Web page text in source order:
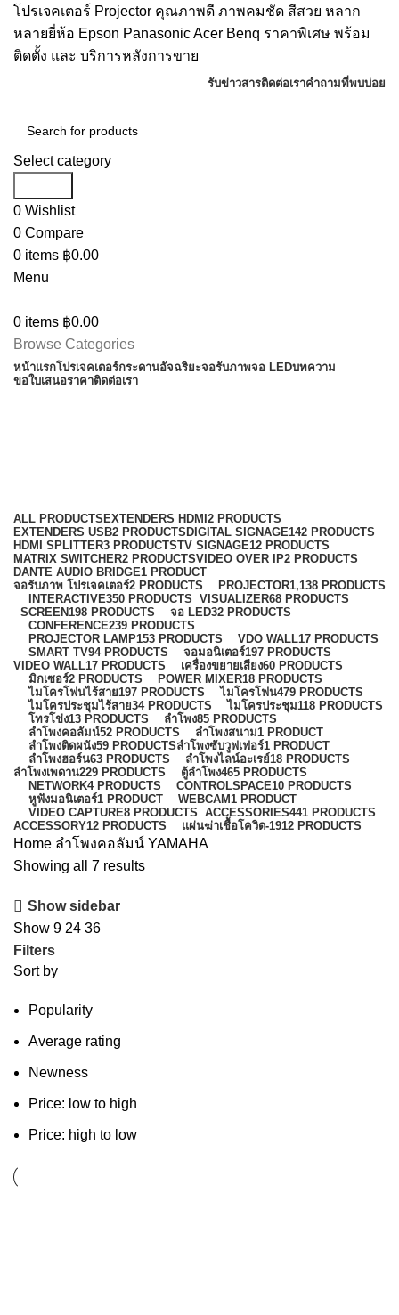
โปรเจคเตอร์ Projector คุณภาพดี ภาพคมชัด สีสวย หลาก
หลายยี่ห้อ Epson Panasonic Acer Benq ราคาพิเศษ พร้อม
ติดตั้ง และ บริการหลังการขาย
รับข่าวสารติดต่อเราคำถามที่พบบ่อย
Select category
0 Wishlist
0 Compare
0 items ฿0.00
Menu
0 items ฿0.00
Browse Categories
หน้าแรกโปรเจคเตอร์กระดานอัจฉริยะจอรับภาพจอ LEDบทความ
ขอใบเสนอราคาติดต่อเรา
ALL PRODUCTSEXTENDERS HDMI2 PRODUCTS
EXTENDERS USB2 PRODUCTSDIGITAL SIGNAGE142 PRODUCTS
HDMI SPLITTER3 PRODUCTSTV SIGNAGE12 PRODUCTS
MATRIX SWITCHER2 PRODUCTSVIDEO OVER IP2 PRODUCTS
DANTE AUDIO BRIDGE1 PRODUCT
จอรับภาพ โปรเจคเตอร์2 PRODUCTS PROJECTOR1,138 PRODUCTS
INTERACTIVE350 PRODUCTS VISUALIZER68 PRODUCTS
SCREEN198 PRODUCTS จอ LED32 PRODUCTS
CONFERENCE239 PRODUCTS
PROJECTOR LAMP153 PRODUCTS VDO WALL17 PRODUCTS
SMART TV94 PRODUCTS จอมอนิเตอร์197 PRODUCTS
VIDEO WALL17 PRODUCTS เครื่องขยายเสียง60 PRODUCTS
มิกเซอร์2 PRODUCTS POWER MIXER18 PRODUCTS
ไมโครโฟนไร้สาย197 PRODUCTS ไมโครโฟน479 PRODUCTS
ไมโครประชุมไร้สาย34 PRODUCTS ไมโครประชุม118 PRODUCTS
โทรโข่ง13 PRODUCTS ลำโพง85 PRODUCTS
ลำโพงคอลัมน์52 PRODUCTS ลำโพงสนาม1 PRODUCT
ลำโพงติดผนัง59 PRODUCTSลำโพงซับวูฟเฟอร์1 PRODUCT
ลำโพงฮอร์น63 PRODUCTS ลำโพงไลน์อะเรย์18 PRODUCTS
ลำโพงเพดาน229 PRODUCTS ตู้ลำโพง465 PRODUCTS
NETWORK4 PRODUCTS CONTROLSPACE10 PRODUCTS
หูฟังมอนิเตอร์1 PRODUCT WEBCAM1 PRODUCT
VIDEO CAPTURE8 PRODUCTS ACCESSORIES441 PRODUCTS
ACCESSORY12 PRODUCTS แผ่นฆ่าเชื้อโควิด-1912 PRODUCTS
Home ลำโพงคอลัมน์ YAMAHA
Showing all 7 results
Show sidebar
Show 9 24 36
Filters
Sort by
Popularity
Average rating
Newness
Price: low to high
Price: high to low